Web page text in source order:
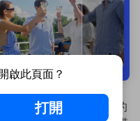
，能免費提升影片的
啟此頁面？
打開